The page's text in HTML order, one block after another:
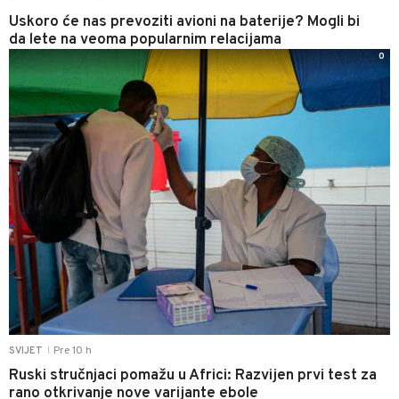
Uskoro će nas prevoziti avioni na baterije? Mogli bi
da lete na veoma popularnim relacijama
SVIJET Pre 10 h
Ruski stručnjaci pomažu u Africi: Razvijen prvi test za
rano otkrivanje nove varijante ebole
0